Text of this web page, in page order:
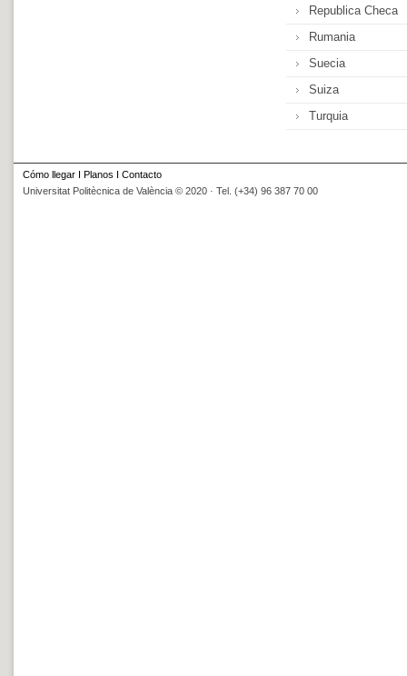
Republica Checa
Rumania
Suecia
Suiza
Turquia
Cómo llegar I Planos I Contacto
Universitat Politècnica de València © 2020 · Tel. (+34) 96 387 70 00